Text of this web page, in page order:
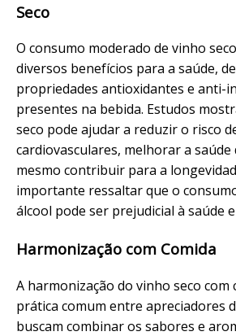
Seco
O consumo moderado de vinho
diversos benefícios para a saúde,
propriedades antioxidantes e anti-
presentes na bebida. Estudos
seco pode ajudar a reduzir o risco
cardiovasculares, melhorar a saúde
mesmo contribuir para a
importante ressaltar que o
álcool pode ser prejudicial à saúde
Harmonização com Comida
A harmonização do vinho seco com
prática comum entre apreciadores
buscam combinar os sabores e